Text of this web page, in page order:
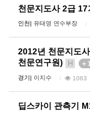
천문지도사 2급
인천| 유태영 연수부장
2012년 천문지도
천문연구원)
H + 1
경기| 이지수 1063
딥스카이 관측기